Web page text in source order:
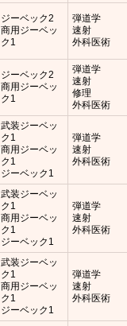
ジーベック2
商用ジーベッ
ク1
弾道学
速射
外科医術
ジーベック2
商用ジーベッ
ク1
弾道学
速射
修理
外科医術
武装ジーベッ
ク1
商用ジーベッ
ク1
ジーベック1
弾道学
速射
外科医術
武装ジーベッ
ク1
商用ジーベッ
ク1
ジーベック1
弾道学
速射
外科医術
武装ジーベッ
ク1
商用ジーベッ
ク1
ジーベック1
弾道学
速射
外科医術